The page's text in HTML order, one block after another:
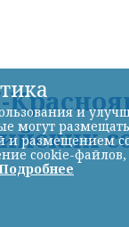
и
могут
размещением
cookie-